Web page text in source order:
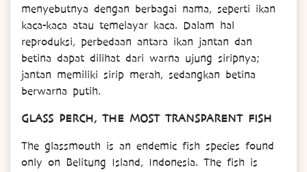
menyebutnya dengan berbagai nama, seperti ikan
kaca-kaca atau temelayar kaca. Dalam hal
reproduksi, perbedaan antara ikan jantan dan
betina dapat dilihat dari warna ujung siripnya;
jantan memiliki sirip merah, sedangkan betina
berwarna putih.
GLASS PERCH, THE MOST TRANSPARENT FISH
The glassmouth is an endemic fish species found
only on Belitung Island, Indonesia. The fish is